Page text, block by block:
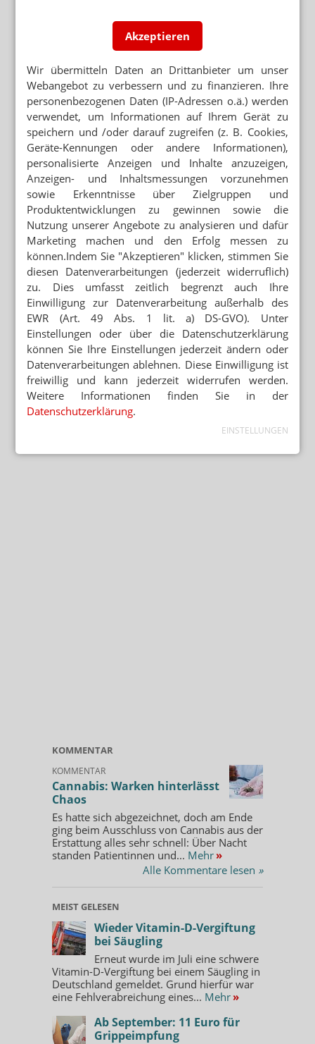
Akzeptieren
Wir übermitteln Daten an Drittanbieter um unser
Webangebot zu verbessern und zu finanzieren. Ihre
personenbezogenen Daten (IP-Adressen o.ä.) werden
verwendet, um Informationen auf Ihrem Gerät zu
speichern und /oder darauf zugreifen (z. B. Cookies,
Geräte-Kennungen oder andere Informationen),
personalisierte Anzeigen und Inhalte anzuzeigen,
Anzeigen- und Inhaltsmessungen vorzunehmen
sowie Erkenntnisse über Zielgruppen und
Produktentwicklungen zu gewinnen sowie die
Nutzung unserer Angebote zu analysieren und dafür
Marketing machen und den Erfolg messen zu
können.Indem Sie "Akzeptieren" klicken, stimmen Sie
diesen Datenverarbeitungen (jederzeit widerruflich)
zu. Dies umfasst zeitlich begrenzt auch Ihre
Einwilligung zur Datenverarbeitung außerhalb des
EWR (Art. 49 Abs. 1 lit. a) DS-GVO). Unter
Einstellungen oder über die Datenschutzerklärung
können Sie Ihre Einstellungen jederzeit ändern oder
Datenverarbeitungen ablehnen. Diese Einwilligung ist
freiwillig und kann jederzeit widerrufen werden.
Weitere Informationen finden Sie in der
Datenschutzerklärung.
EINSTELLUNGEN
KOMMENTAR
KOMMENTAR
Cannabis: Warken hinterlässt
Chaos
Es hatte sich abgezeichnet, doch am Ende
ging beim Ausschluss von Cannabis aus der
Erstattung alles sehr schnell: Über Nacht
standen Patientinnen und... Mehr »
Alle Kommentare lesen »
MEIST GELESEN
Wieder Vitamin-D-Vergiftung
bei Säugling
Erneut wurde im Juli eine schwere
Vitamin-D-Vergiftung bei einem Säugling in
Deutschland gemeldet. Grund hierfür war
eine Fehlverabreichung eines... Mehr »
Ab September: 11 Euro für
Grippeimpfung